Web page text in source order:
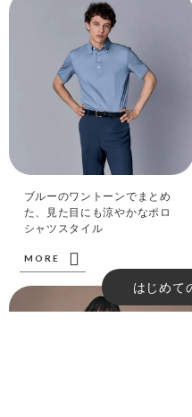
ブルーのワントーンでまとめ
た、見た目にも涼やかなポロ
シャツスタイル
MORE
はじめて